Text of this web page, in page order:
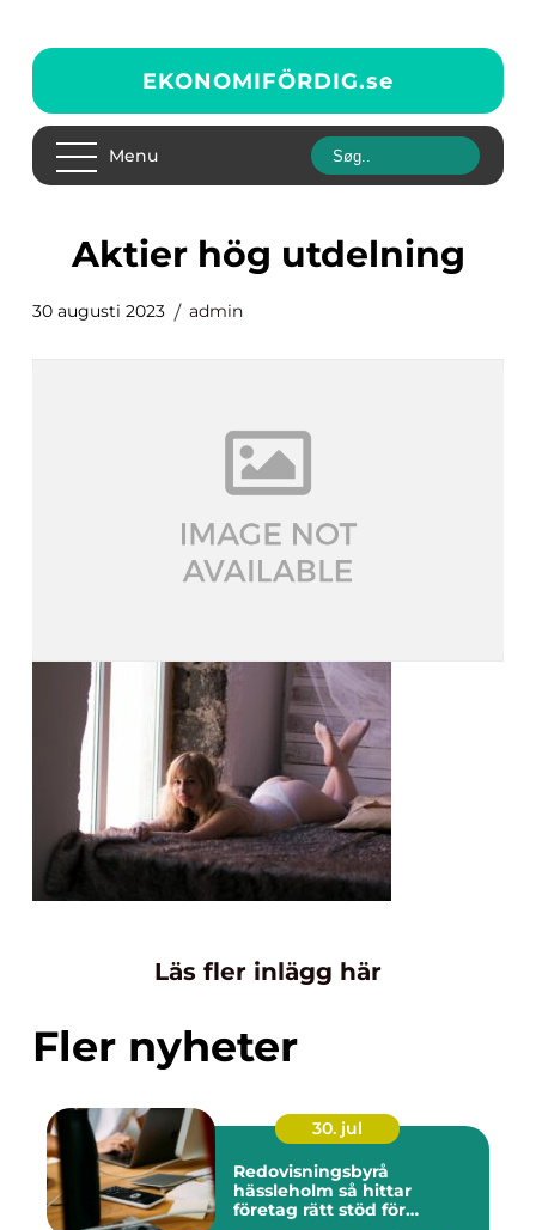
EKONOMIFÖRDIG.se
Menu
aktier hög utdelning
30 augusti 2023 admin
Läs fler inlägg här
Fler nyheter
30. jul
Redovisningsbyrå
hässleholm så hittar
företag rätt stöd för